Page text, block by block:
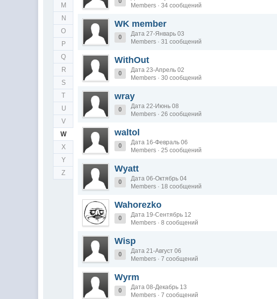
M
N
O
P
Q
R
S
T
U
V
W
X
Y
Z
Members · 34 сообщений
WK member
0
Дата 27-Январь 03
Members · 31 сообщений
WithOut
0
Дата 23-Апрель 02
Members · 30 сообщений
wray
0
Дата 22-Июнь 08
Members · 26 сообщений
waltol
0
Дата 16-Февраль 06
Members · 25 сообщений
Wyatt
0
Дата 06-Октябрь 04
Members · 18 сообщений
Wahorezko
0
Дата 19-Сентябрь 12
Members · 8 сообщений
Wisp
0
Дата 21-Август 06
Members · 7 сообщений
Wyrm
0
Дата 08-Декабрь 13
Members · 7 сообщений